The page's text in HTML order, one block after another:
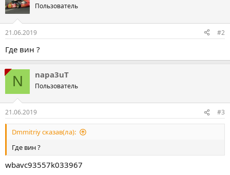
Пользователь
21.06.2019 #2
Где вин ?
N napa3uT
Пользователь
21.06.2019 #3
Dmmitriy сказав(ла):
Где вин ?
wbavc93557k033967